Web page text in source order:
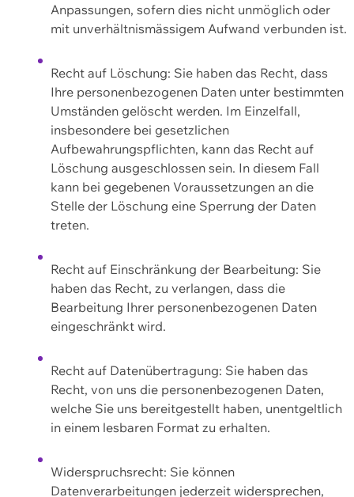
Anpassungen, sofern dies nicht unmöglich oder
mit unverhältnismässigem Aufwand verbunden ist.
Recht auf Löschung: Sie haben das Recht, dass
Ihre personenbezogenen Daten unter bestimmten
Umständen gelöscht werden. Im Einzelfall,
insbesondere bei gesetzlichen
Aufbewahrungspflichten, kann das Recht auf
Löschung ausgeschlossen sein. In diesem Fall
kann bei gegebenen Voraussetzungen an die
Stelle der Löschung eine Sperrung der Daten
treten.
Recht auf Einschränkung der Bearbeitung: Sie
haben das Recht, zu verlangen, dass die
Bearbeitung Ihrer personenbezogenen Daten
eingeschränkt wird.
Recht auf Datenübertragung: Sie haben das
Recht, von uns die personenbezogenen Daten,
welche Sie uns bereitgestellt haben, unentgeltlich
in einem lesbaren Format zu erhalten.
Widerspruchsrecht: Sie können
Datenverarbeitungen jederzeit widersprechen,